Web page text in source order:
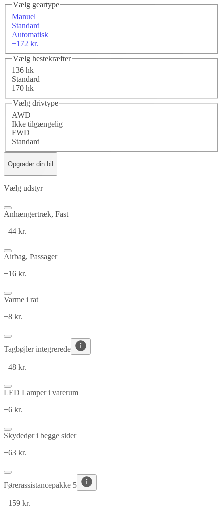
Vælg geartype
Manuel
Standard
Automatisk
+172 kr.
Vælg hestekræfter
136 hk
Standard
170 hk
Vælg drivtype
AWD
Ikke tilgængelig
FWD
Standard
Opgrader din bil
Vælg udstyr
Anhængertræk, Fast
+44 kr.
Airbag, Passager
+16 kr.
Varme i rat
+8 kr.
Tagbøjler integrerede
+48 kr.
LED Lamper i varerum
+6 kr.
Skydedør i begge sider
+63 kr.
Førerassistancepakke 5
+159 kr.